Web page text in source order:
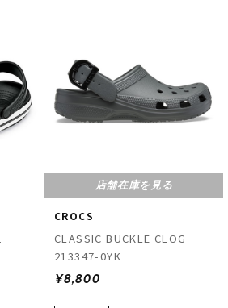
店舗在庫を見る
CROCS
CLASSIC BUCKLE CLOG
213347-0YK
¥8,800